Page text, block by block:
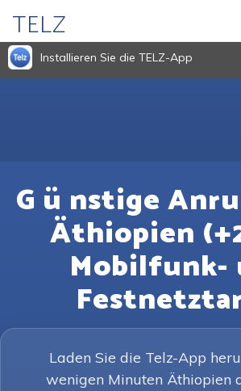
TELZ
Installieren Sie die TELZ-App
G ü nstige
Äthiopien
Mobilfunk-
Laden Sie die Telz-App
wenigen Minuten Äthiopien